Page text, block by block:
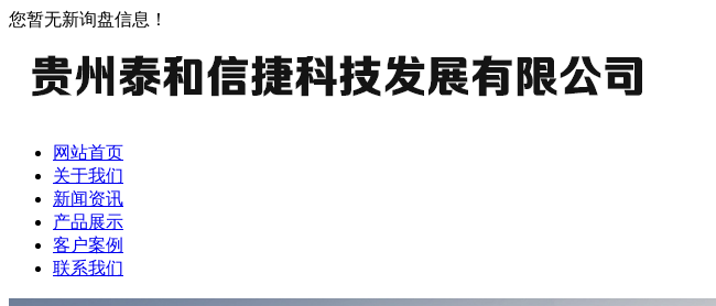
您暂无新询盘信息！
网站首页
关于我们
新闻资讯
产品展示
客户案例
联系我们